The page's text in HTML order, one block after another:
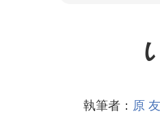
執筆者： 原